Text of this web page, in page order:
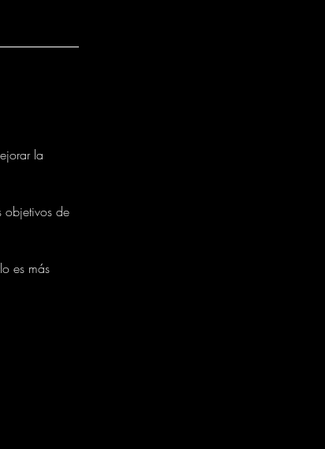
la
objetivos de
es más